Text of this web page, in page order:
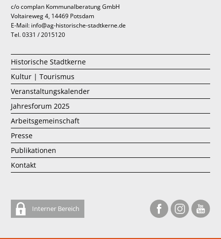
c/o complan Kommunalberatung GmbH
Voltaireweg 4, 14469 Potsdam
E-Mail: info@ag-historische-stadtkerne.de
Tel. 0331 / 2015120
Historische Stadtkerne
Kultur | Tourismus
Veranstaltungskalender
Jahresforum 2025
Arbeitsgemeinschaft
Presse
Publikationen
Kontakt
Interner Bereich